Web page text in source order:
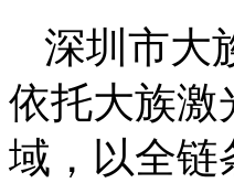
深圳市大
依托大族激
域，以全链